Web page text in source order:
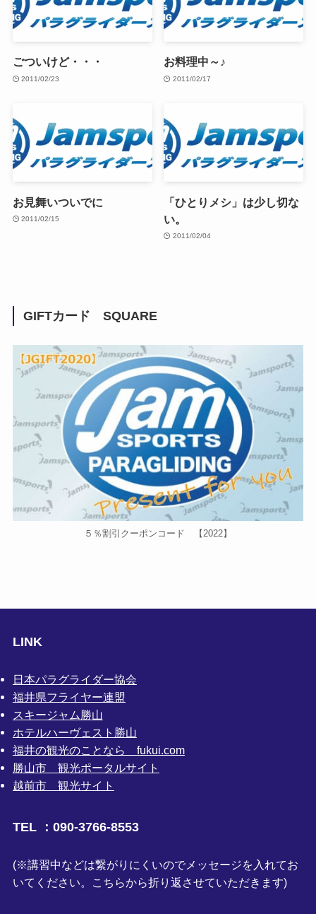
ごついけど・・・
2011/02/23
お料理中～♪
2011/02/17
お見舞いついでに
2011/02/15
「ひとりメシ」は少し切な
い。
2011/02/04
GIFTカード SQUARE
５％割引クーポンコード 【2022】
LINK
日本パラグライダー協会
福井県フライヤー連盟
スキージャム勝山
ホテルハーヴェスト勝山
福井の観光のことなら fukui.com
勝山市 観光ポータルサイト
越前市 観光サイト
TEL ：090-3766-8553
(※講習中などは繋がりにくいのでメッセージを入れてお
いてください。こちらから折り返させていただきます)